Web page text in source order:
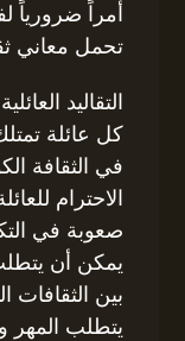
أمراً ضرورياً
تحمل معاني
التقاليد
كل عائلة
في الثقافة
الاحترام
صعوبة في
يمكن أن
بين الثقافات
يتطلب المهر